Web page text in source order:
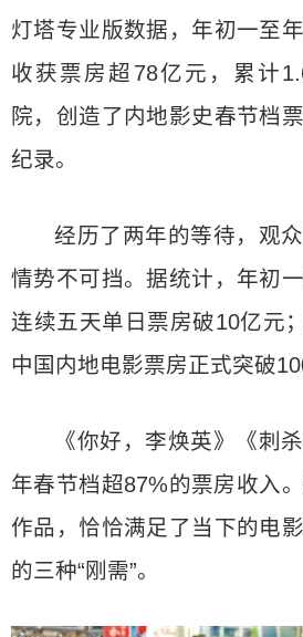
灯塔专业版数据，年初一至
收获票房超78亿元，累计
院，创造了内地影史春节档
纪录。
经历了两年的等待，观
情势不可挡。据统计，年初
连续五天单日票房破10亿元
中国内地电影票房正式突破
《你好，李焕英》《刺
年春节档超87%的票房收入
作品，恰恰满足了当下的电
的三种“刚需”。